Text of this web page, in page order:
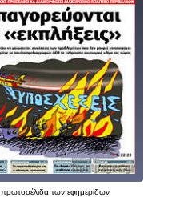
πρωτοσέλιδατων εφημερίδων